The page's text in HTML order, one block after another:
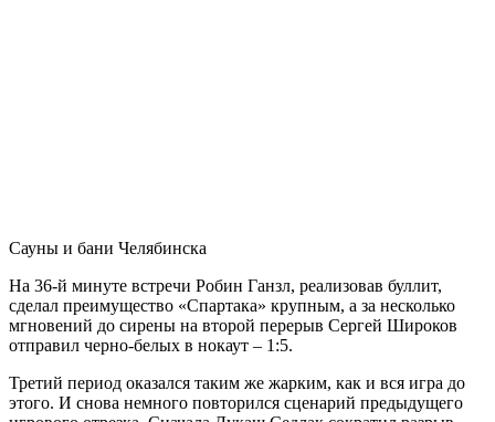
Сауны и бани Челябинска
На 36-й минуте встречи Робин Ганзл, реализовав буллит,
сделал преимущество «Спартака» крупным, а за несколько
мгновений до сирены на второй перерыв Сергей Широков
отправил черно-белых в нокаут – 1:5.
Третий период оказался таким же жарким, как и вся игра до
этого. И снова немного повторился сценарий предыдущего